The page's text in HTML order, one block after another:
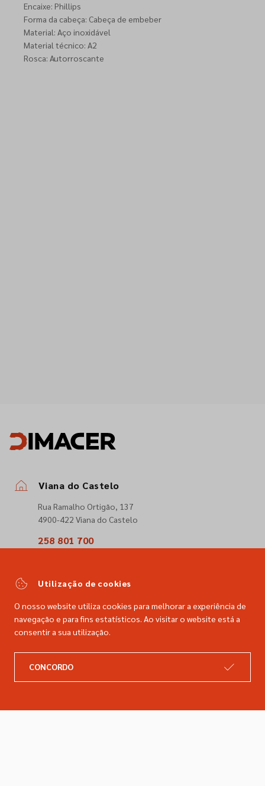
Encaixe: Phillips
Forma da cabeça: Cabeça de embeber
Material: Aço inoxidável
Material técnico: A2
Rosca: Autorroscante
Viana do Castelo
Rua Ramalho Ortigão, 137
4900-422 Viana do Castelo
258 801 700
comercial@dimacer.com
Catálogo
Utilização de cookies
O nosso website utiliza cookies para melhorar a experiência de
navegação e para fins estatísticos. Ao visitar o website está a
consentir a sua utilização.
CONCORDO